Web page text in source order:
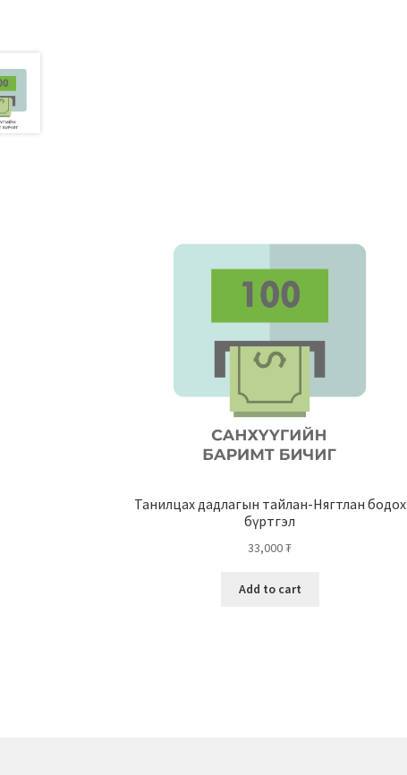
Танилцах дадлагын тайлан-Нягтлан бодох
бүртгэл
33,000₮
Add to cart